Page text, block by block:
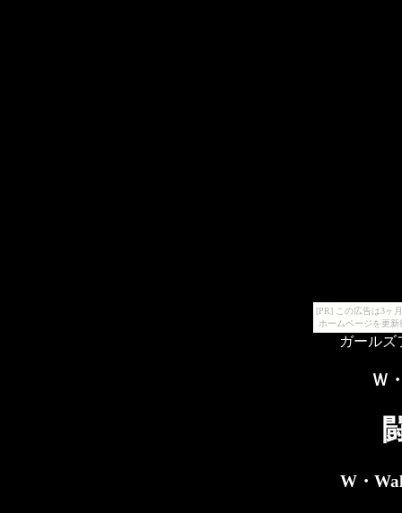
[PR] この広告は3ヶ
ホームページを更
ガールズ
Ｗ
W・